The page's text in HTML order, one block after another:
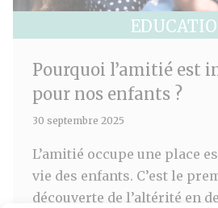
Pourquoi l’amitié est
pour nos enfants ?
30 septembre 2025
L’amitié occupe une place
vie des enfants. C’est le
découverte de l’altérité en